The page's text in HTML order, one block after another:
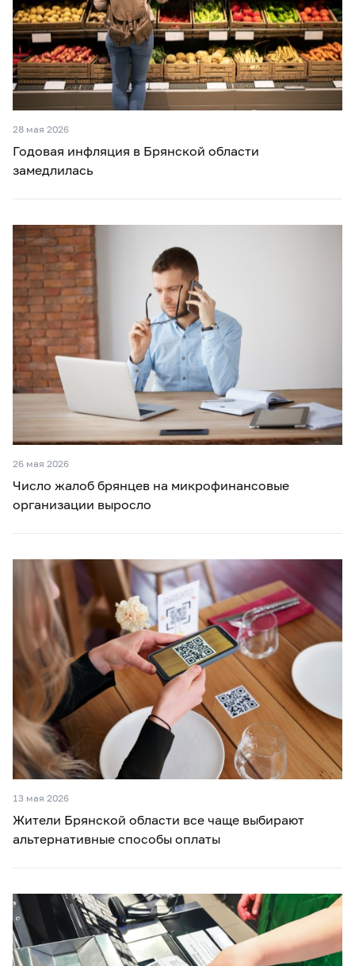
28 мая 2026
Годовая инфляция в Брянской области
замедлилась
26 мая 2026
Число жалоб брянцев на микрофинансовые
организации выросло
13 мая 2026
Жители Брянской области все чаще выбирают
альтернативные способы оплаты